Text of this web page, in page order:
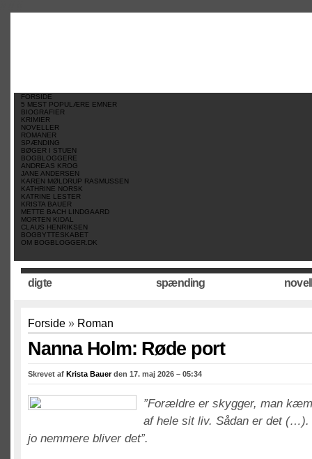
FORSIDE
5 MEST POPULÆRE EMNER
BIOGRAFIER
KRIMIER
NOVELLER
ROMANER
SPÆNDING
BØGER I STUEN
BOGBLOGGERE
ANDREAS KROG
JANE ANDERSEN
KAREN MØLDRUP RASMUSSEN
KATHRINE NORSK
KATRINE LESTER
KRISTA BAUER
METTE BACH LINDGAARD
MORTEN KIDAL
CLAUS HENRIKSEN
BOGBYTTESKABET
OM BOGBLOGGER.DK
digte spænding
Forside » Roman
Nanna Holm: Røde port
Skrevet af Krista Bauerden 17. maj 2026 – 05:34
”Forældre er skygger, man
af hele sit liv. Sådan er det
jo nemmere bliver det”.